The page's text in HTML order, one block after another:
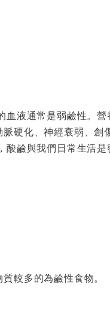
液通常是弱鹼性。
硬化、神經衰弱、創
鹼與我們日常生活是
較多的為鹼性食物。